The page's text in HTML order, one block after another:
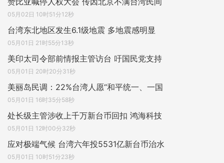
05月02日 10时51分12秒
台湾东北地区发生6.1级地震 多地震感明显
05月01日 21时55分13秒
美印太司令部前情报主管访台 吁国民党支持
05月01日 20时20分31秒
美丽岛民调：22%台湾人愿“和平统一、一国
05月01日 16时35分58秒
处长级主管涉收上千万新台币回扣 鸿海科技
05月01日 12时00分32秒
应对极端气候 台湾六年投5531亿新台币治水
05月01日 10时51分23秒